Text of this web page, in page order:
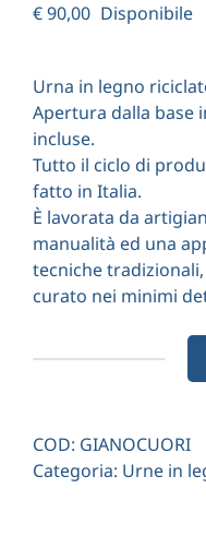
€90,00 Disponibile
Urna in legno
Apertura dalla base
incluse.
Tutto il ciclo di
fatto in Italia.
È lavorata da
manualità ed una
tecniche
curato nei minimi
legno
"Giano"
COD: GIANOCUORI
Categoria: Urne in